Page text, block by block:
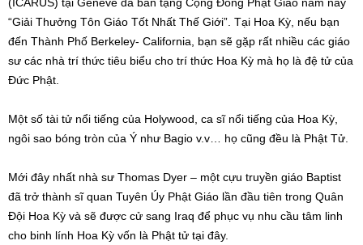
“Giải Thưởng Tôn Giáo Tốt Nhất Thế Giới”. Tại Hoa Kỳ, nếu bạn
đến Thành Phố Berkeley- California, bạn sẽ gặp rất nhiều các giáo
sư các nhà trí thức tiêu biểu cho trí thức Hoa Kỳ mà họ là đệ tử của
Đức Phật.
Một số tài tử nổi tiếng của Holywood, ca sĩ nổi tiếng của Hoa Kỳ,
ngôi sao bóng tròn của Ý như Bagio v.v… họ cũng đều là Phật Tử.
Mới đây nhất nhà sư Thomas Dyer – một cựu truyền giáo Baptist
đã trở thành sĩ quan Tuyên Úy Phật Giáo lần đầu tiên trong Quân
Đội Hoa Kỳ và sẽ được cử sang Iraq để phục vụ nhu cầu tâm linh
cho binh lính Hoa Kỳ vốn là Phật tử tại đây.